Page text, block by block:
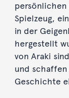
Spielzeug,
in der
hergestellt
von Araki
und
Geschichte